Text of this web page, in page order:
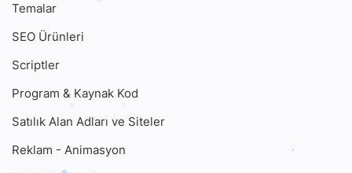
Temalar
SEO Ürünleri
Scriptler
Program & Kaynak Kod
Satılık Alan Adları ve Siteler
Reklam - Animasyon